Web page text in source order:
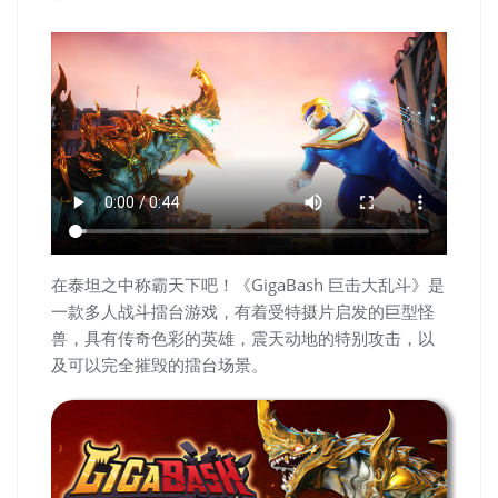
在泰坦之中称霸天下吧！《GigaBash 巨击大乱斗》是
一款多人战斗擂台游戏，有着受特摄片启发的巨型怪
兽，具有传奇色彩的英雄，震天动地的特别攻击，以
及可以完全摧毁的擂台场景。